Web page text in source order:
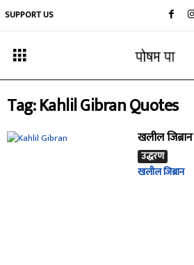
SUPPORT US
Tag: Kahlil Gibran Quotes
खलील जिब्रान
उद्धरण
खलील जिब्रान